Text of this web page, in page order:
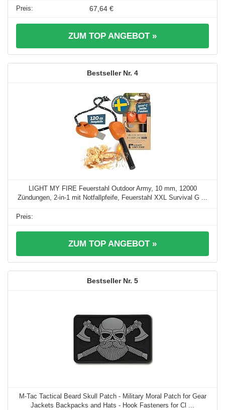
67,64 €
ZUM TOP ANGEBOT »
4
LIGHT MY FIRE Feuerstahl Outdoor Army, 10 mm, 12000
Zündungen, 2-in-1 mit Notfallpfeife, Feuerstahl XXL Survival G ...
ZUM TOP ANGEBOT »
5
M-Tac Tactical Beard Skull Patch - Military Moral Patch for Gear
Jackets Backpacks and Hats - Hook Fasteners for Cl ...